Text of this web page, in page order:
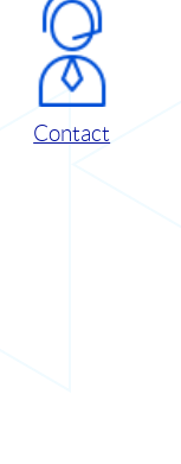
Contact